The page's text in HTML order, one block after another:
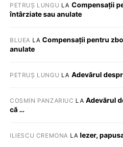
PETRUȘ LUNGU LA Compensații
întârziate sau anulate
BLUEA LACompensații pentru
anulate
PETRUȘ LUNGU LA Adevărul
COSMIN PANZARIUC LA Adevărul
că …
ILIESCU CREMONA LA Iezer,